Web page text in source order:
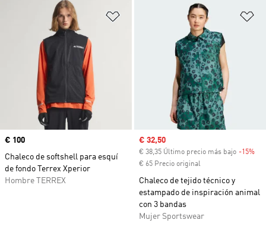
Añadir a la lista de deseos
Precio
€ 100
Chaleco de softshell para esquí
de fondo Terrex Xperior
Hombre TERREX
Precio de venta
€ 32,50
€ 38,35 Último precio más bajo -15%
€ 65 Precio original
Chaleco de tejido técnico y
estampado de inspiración animal
con 3 bandas
Mujer Sportswear